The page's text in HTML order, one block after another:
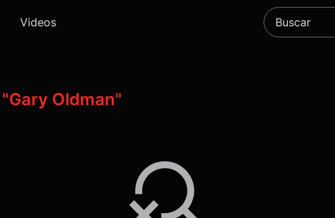
Videos
"Gary Oldman"